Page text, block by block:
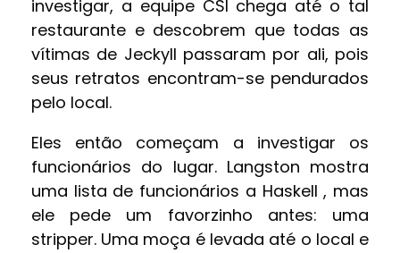
investigar, a equipe CSI chega até o tal
restaurante e descobrem que todas as
vítimas de Jeckyll passaram por ali, pois
seus retratos encontram-se pendurados
pelo local.
Eles então começam a investigar os
funcionários do lugar. Langston mostra
uma lista de funcionários a Haskell , mas
ele pede um favorzinho antes: uma
stripper. Uma moça é levada até o local e